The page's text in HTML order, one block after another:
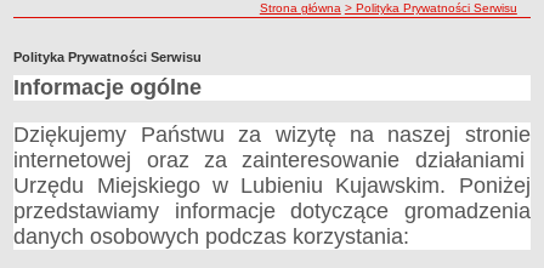
okręg nr 8
Wybory Prezydenta RP 2020
Wybory do Sejmu i Senatu RP 2019
Wybory do Izb Rolniczych 2019
Wybory Ławników 2019
Wybory do Parlamentu Europejskiego 2019
Wybory Samorządowe 2018
ścieżka nawigacji
Strona główna > Polityka Prywatności Serwisu
Polityka Prywatności Serwisu
Informacje ogólne
Dziękujemy Państwu za wizytę na naszej stronie
internetowej oraz za zainteresowanie działaniami
Urzędu Miejskiego w Lubieniu Kujawskim. Poniżej
przedstawiamy informacje dotyczące gromadzenia
danych osobowych podczas korzystania: